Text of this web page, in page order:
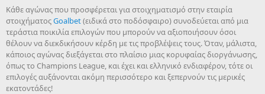
Κάθε αγώνας που προσφέρεται για στοιχηματισμό στην εταιρία
στοιχήματοςGoalbet(ειδικά στο ποδόσφαιρο) συνοδεύεται από μια
τεράστια ποικιλία επιλογών που μπορούν να αξιοποιήσουν όσοι
θέλουν να διεκδικήσουν κέρδη με τις προβλέψεις τους. Όταν, μάλιστα,
κάποιος αγώνας διεξάγεται στο πλαίσιο μιας κορυφαίας διοργάνωσης,
όπως το Champions League, και έχει και ελληνικό ενδιαφέρον, τότε οι
επιλογές αυξάνονται ακόμη περισσότερο και ξεπερνούν τις μερικές
εκατοντάδες!